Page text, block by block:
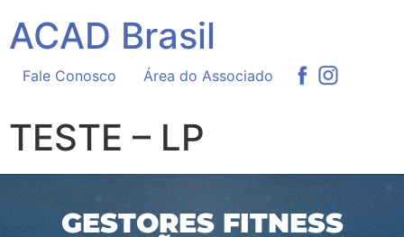
ACAD Brasil
Fale Conosco Área do Associado
TESTE – LP
GESTORES FITNESS